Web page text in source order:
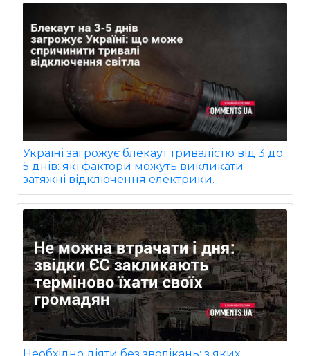
Україні загрожує блекаут тривалістю від 3 до
5 днів: які фактори можуть викликати
затяжні відключення електрики.